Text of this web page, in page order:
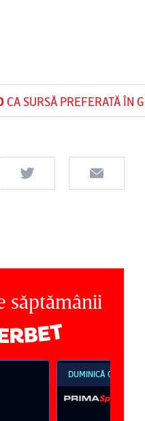
CA SURSĂ PREFERATĂ ÎN
săptămânii
DUMINICĂ 09 AUG,